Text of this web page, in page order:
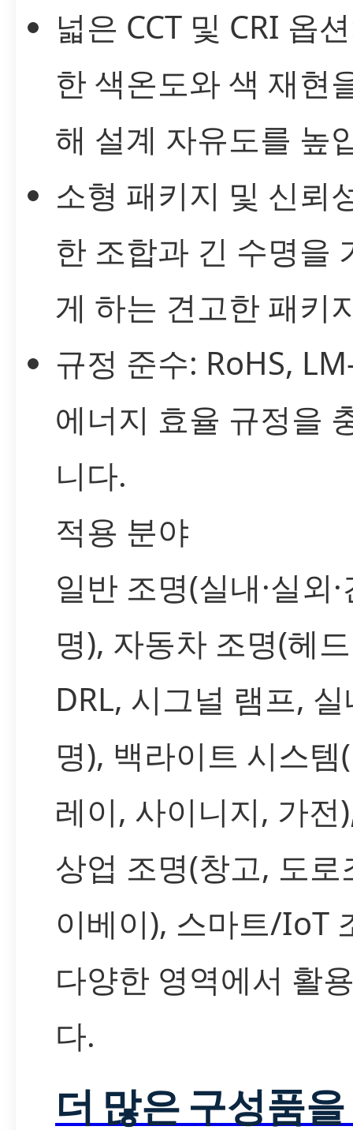
넓은 CCT 및 CRI 옵
한 색온도와 색 재현
해 설계 자유도를 높
소형 패키지 및 신뢰
한 조합과 긴 수명을
게 하는 견고한 패키
규정 준수: RoHS,
에너지 효율 규정을
니다.
적용 분야
일반 조명(실내·실외
명), 자동차 조명(헤
DRL, 시그널 램프,
명), 백라이트 시스템
레이, 사이니지, 가전
상업 조명(창고, 도로
이베이), 스마트/IoT
다양한 영역에서 활
다.
더 많은 구성품